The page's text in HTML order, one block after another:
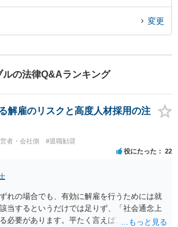
変更
の法律Q&Aランキング
解雇のリスクと高度人材採用の注
者・会社側 #退職勧奨
役にたった 22
れの場合でも、有効に解雇を行うためには就
当するというだけでは足りず、「社会通念上
必要があります。平たく言えば、解雇の原因